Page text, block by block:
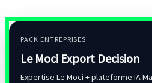
PACK ENTREPRISES
Le Moci Export Decision
Expertise Le Moci + plateforme IA